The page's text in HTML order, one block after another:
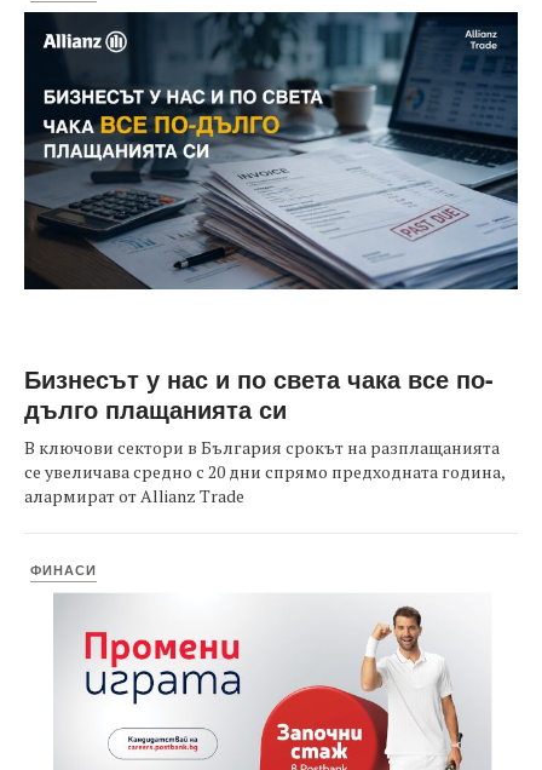
Бизнесът у нас и по света чака все по-
дълго плащанията си
В ключови сектори в България срокът на разплащанията
се увеличава средно с 20 дни спрямо предходната година,
алармират от Allianz Trade
ФИНАСИ